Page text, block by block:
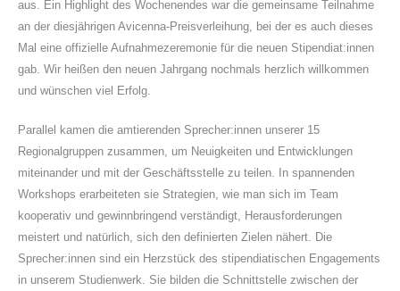
aus. Ein Highlight des Wochenendes war die gemeinsame Teilnahme
an der diesjährigen Avicenna-Preisverleihung, bei der es auch dieses
Mal eine offizielle Aufnahmezeremonie für die neuen Stipendiat:innen
gab. Wir heißen den neuen Jahrgang nochmals herzlich willkommen
und wünschen viel Erfolg.
Parallel kamen die amtierenden Sprecher:innen unserer 15
Regionalgruppen zusammen, um Neuigkeiten und Entwicklungen
miteinander und mit der Geschäftsstelle zu teilen. In spannenden
Workshops erarbeiteten sie Strategien, wie man sich im Team
kooperativ und gewinnbringend verständigt, Herausforderungen
meistert und natürlich, sich den definierten Zielen nähert. Die
Sprecher:innen sind ein Herzstück des stipendiatischen Engagements
in unserem Studienwerk. Sie bilden die Schnittstelle zwischen der